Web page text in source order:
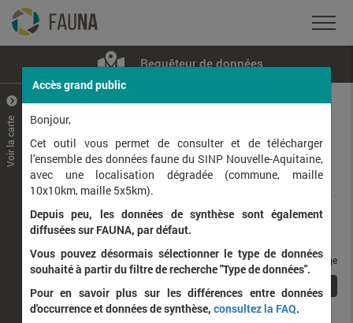
Requêteur de données
+
–
Voir la carte
Données
Rang taxonomique :
Affichage de1à 1sur1
taxons / page
Accès grand public
Bonjour,
Cet outil vous permet de consulter et de télécharger
l'ensemble des données faune du SINP Nouvelle-Aquitaine,
avec une localisation dégradée (commune, maille
10x10km, maille 5x5km).
Depuis peu, les données de synthèse sont également
diffusées sur FAUNA, par défaut.
Vous pouvez désormais sélectionner le type de données
souhaité à partir du filtre de recherche "Type de données".
Pour en savoir plus sur les différences entre données
d'occurrence et données de synthèse, consultez la FAQ.